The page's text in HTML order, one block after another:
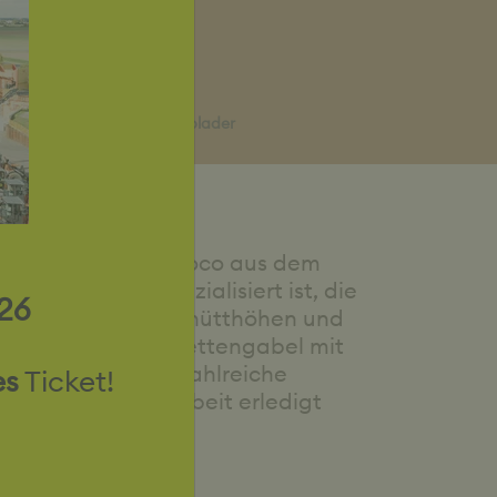
Teleskoplader
Tobroco aus dem
spezialisiert ist, die
Ausschütthöhen und
Einsatz mit Palettengabel mit
für zahlreiche
gar in Handarbeit erledigt
Ticket!